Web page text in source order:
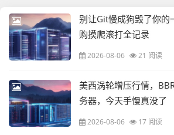
别让Git慢成狗毁了你
购摸爬滚打全记录
2026-08-06 21 阅读
美西涡轮增压行情，
务器，今天手慢真没了
2026-08-06 17 阅读